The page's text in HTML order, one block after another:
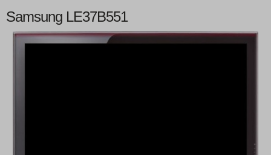
Samsung LE37B551